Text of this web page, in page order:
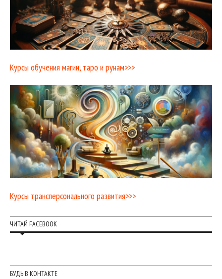
Курсы обучения магии, таро и рунам>>>
Курсы трансперсонального развития>>>
ЧИТАЙ FACEBOOK
БУДЬ В КОНТАКТЕ